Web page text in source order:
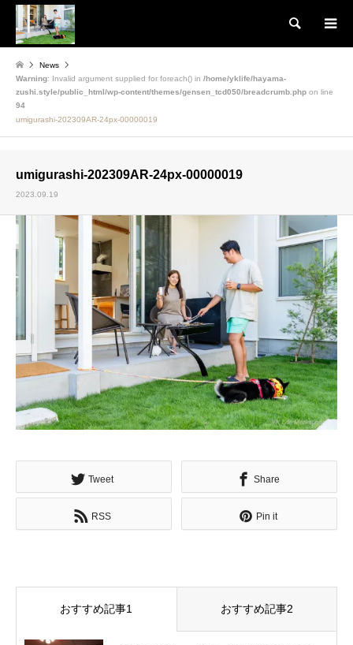
検索
News
Warning: Invalid argument supplied for foreach() in /home/yklife/hayama-
zushi.style/public_html/wp-content/themes/gensen_tcd050/breadcrumb.php on line
94
umigurashi-202309AR-24px-00000019
umigurashi-202309AR-24px-00000019
2023.09.19
Tweet Share
RSS Pin it
おすすめ記事1 おすすめ記事2